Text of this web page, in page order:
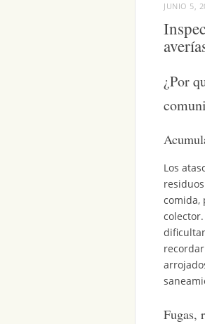
JUNIO 5,
¿Por
Los
comida,
Fugas,